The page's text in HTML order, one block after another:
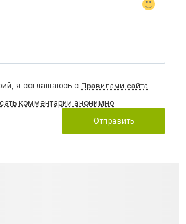
я соглашаюсь с Правилами сайта
комментарий анонимно
Отправить